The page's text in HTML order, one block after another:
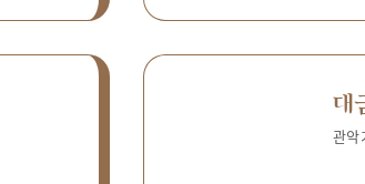
대
관악